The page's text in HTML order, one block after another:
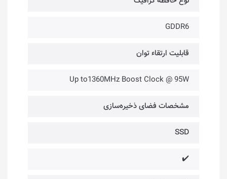
GDDR6
قابلیت ارتقاء توان
Up to1360MHz Boost Clock @ 95W
مشخصات فضای ذخیره‌سازی
SSD
✔️